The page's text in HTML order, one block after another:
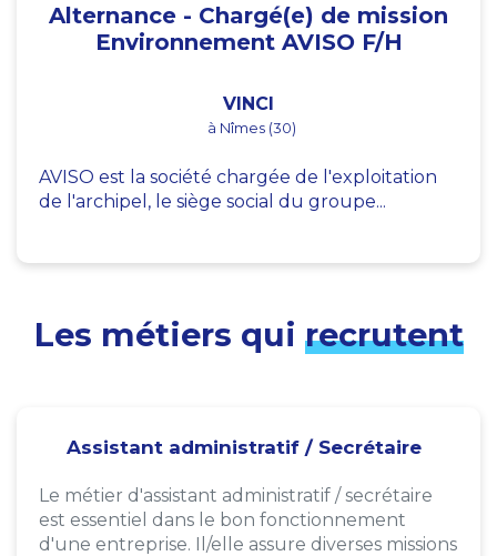
Alternance - Chargé(e) de mission
Environnement AVISO F/H
VINCI
à Nîmes (30)
AVISO est la société chargée de l'exploitation
de l'archipel, le siège social du groupe...
Les métiers qui recrutent
Assistant administratif / Secrétaire
Le métier d'assistant administratif / secrétaire
est essentiel dans le bon fonctionnement
d'une entreprise. Il/elle assure diverses missions